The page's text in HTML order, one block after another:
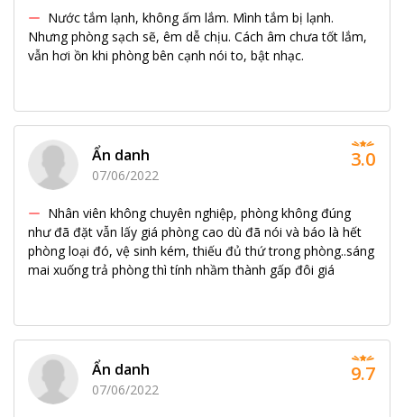
Nước tắm lạnh, không ấm lắm. Mình tắm bị lạnh.
Nhưng phòng sạch sẽ, êm dễ chịu. Cách âm chưa tốt lắm,
vẫn hơi ồn khi phòng bên cạnh nói to, bật nhạc.
Ẩn danh
07/06/2022
Nhân viên không chuyên nghiệp, phòng không đúng
như đã đặt vẫn lấy giá phòng cao dù đã nói và báo là hết
phòng loại đó, vệ sinh kém, thiếu đủ thứ trong phòng..sáng
mai xuống trả phòng thì tính nhầm thành gấp đôi giá
3.0
Ẩn danh
07/06/2022
9.7